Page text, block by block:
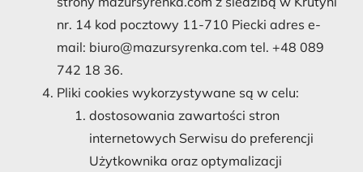
nr. 14 kod pocztowy 11-710 Piecki adres e-
mail: biuro@mazursyrenka.com tel. +48 089
742 18 36.
Pliki cookies wykorzystywane są w celu:
dostosowania zawartości stron
internetowych Serwisu do preferencji
Użytkownika oraz optymalizacji